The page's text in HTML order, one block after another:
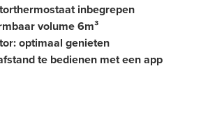
inbegrepen
volume 6m³
optimaal genieten
te bedienen met een app